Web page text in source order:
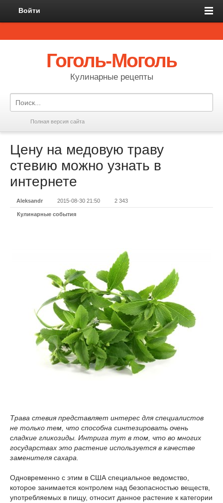
Войти
Гоголь-Моголь
Кулинарные рецепты
Полная версия сайта
Цену на медовую траву
стевию можно узнать в
интернете
Aleksandr 2015-08-30 21:50 2 343
Кулинарные события
Трава стевия представляет интерес для специалистов
не только тем, что способна синтезировать очень
сладкие гликозиды. Интрига тут в том, что во многих
государствах это растение используется в качестве
заменителя сахара.
Одновременно с этим в США специальное ведомство,
которое занимается контролем над безопасностью веществ,
употребляемых в пищу, относит данное растение к категории